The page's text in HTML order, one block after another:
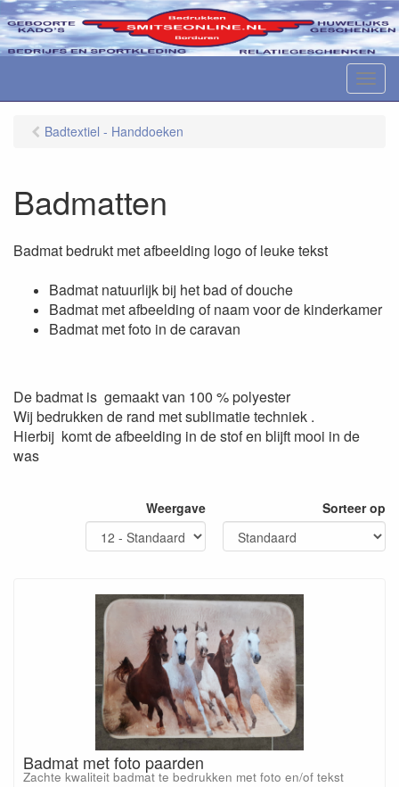
M
e
Badtextiel - Handdoeken
Badmatten
Badmat bedrukt met afbeelding logo of leuke tekst
Badmat natuurlijk bij het bad of douche
Badmat met afbeelding of naam voor de kinderkamer
Badmat met foto in de caravan
De badmat is gemaakt van 100 % polyester
Wij bedrukken de rand met sublimatie techniek .
Hierbij komt de afbeelding in de stof en blijft mooi in de
was
Weergave Sorteer op
Badmat met foto paarden
Zachte kwaliteit badmat te bedrukken met foto en/of tekst